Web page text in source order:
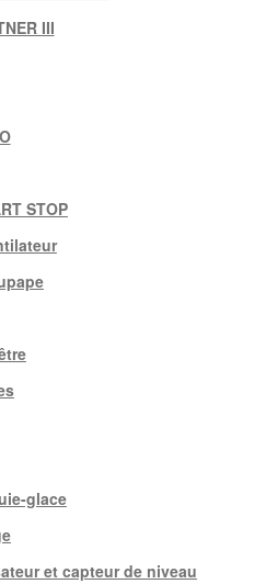
III
STOP
glace
et capteur de niveau